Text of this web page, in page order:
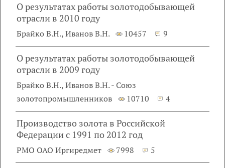
О результатах работы золотодобывающей
отрасли в 2010 году
Брайко В.Н., Иванов В.Н. 10457 9
О результатах работы золотодобывающей
отрасли в 2009 году
Брайко В.Н., Иванов В.Н. - Союз
золотопромышленников
10710 4
Производство золота в Российской
Федерации с 1991 по 2012 год
РМО ОАО Иргиредмет 7998 5